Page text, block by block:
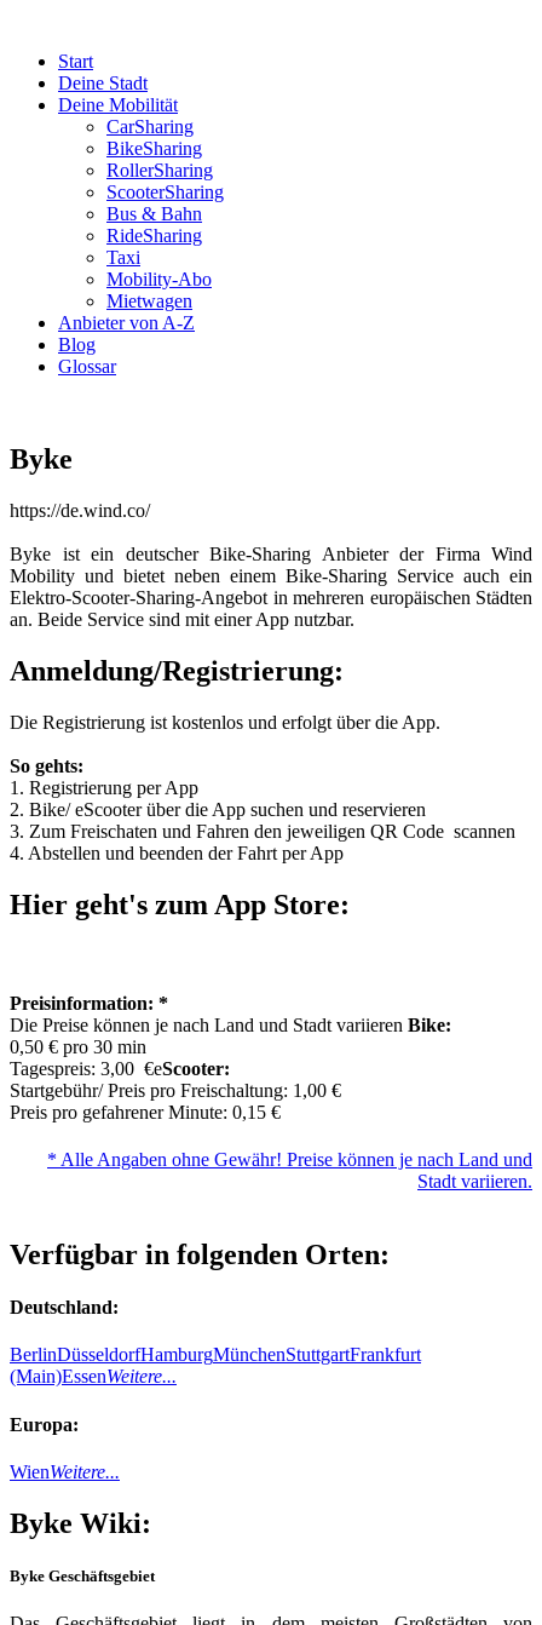
Start
Deine Stadt
Deine Mobilität
CarSharing
BikeSharing
RollerSharing
ScooterSharing
Bus & Bahn
RideSharing
Taxi
Mobility-Abo
Mietwagen
Anbieter von A-Z
Blog
Glossar
Byke
https://de.wind.co/
Byke ist ein deutscher Bike-Sharing Anbieter der Firma Wind
Mobility und bietet neben einem Bike-Sharing Service auch ein
Elektro-Scooter-Sharing-Angebot in mehreren europäischen Städten
an. Beide Service sind mit einer App nutzbar.
Anmeldung/Registrierung:
Die Registrierung ist kostenlos und erfolgt über die App.
So gehts:
1. Registrierung per App
2. Bike/ eScooter über die App suchen und reservieren
3. Zum Freischaten und Fahren den jeweiligen QR Code scannen
4. Abstellen und beenden der Fahrt per App
Hier geht's zum App Store:
Preisinformation: *
Die Preise können je nach Land und Stadt variieren Bike:
0,50 € pro 30 min
Tagespreis: 3,00 €eScooter:
Startgebühr/ Preis pro Freischaltung: 1,00 €
Preis pro gefahrener Minute: 0,15 €
* Alle Angaben ohne Gewähr! Preise können je nach Land und
Stadt variieren.
Verfügbar in folgenden Orten:
Deutschland:
BerlinDüsseldorfHamburgMünchenStuttgartFrankfurt
(Main)EssenWeitere...
Europa:
WienWeitere...
Byke Wiki:
Byke Geschäftsgebiet